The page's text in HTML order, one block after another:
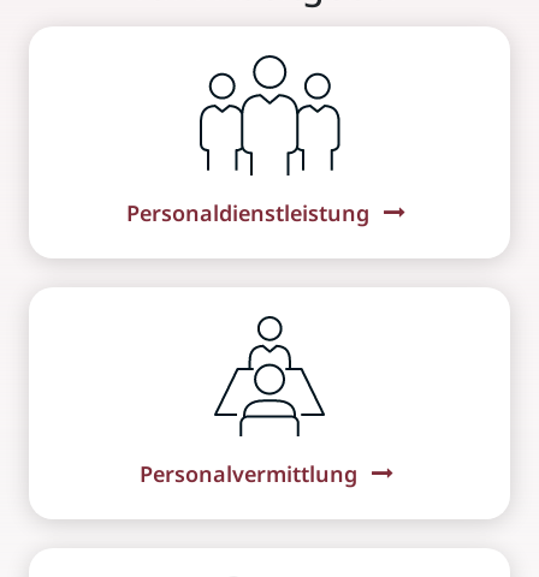
Personaldienstleistung
Personalvermittlung